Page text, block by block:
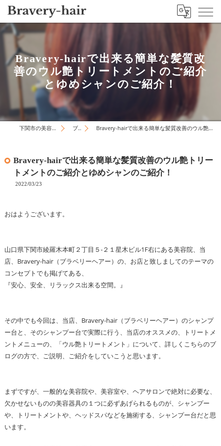
Bravery-hairで出来る簡単な髪質改
善のウル艶トリートメントのご紹介
とゆめシャンのご紹介！
下関市の美容院はBravery-hair ブログ Bravery-hairで出来る簡単な髪質改善のウル艶トリートメントのご紹介とゆめシャンのご紹介！
Bravery-hairで出来る簡単な髪質改善のウル艶トリー
トメントのご紹介とゆめシャンのご紹介！
2022/03/23
おはようございます。
山口県下関市綾羅木本町２丁目５-２１星木ビル1F右にある美容院、当
店、Bravery-hair（ブラベリーヘアー）の、お店と致しましてのテーマの
コンセプトでも掲げてある、
『安心、安全、リラックス出来る空間。』
その中でも今回は、当店、Bravery-hair（ブラベリーヘアー）のシャンプ
ー台と、そのシャンプー台で実際に行う、当店のオススメの、トリートメ
ントメニューの、「ウル艶トリートメント」について、詳しくこちらのブ
ログの方で、ご説明、ご紹介をしていこうと思います。
まずですが、一般的な美容院や、美容室や、ヘアサロンで絶対に必要な、
欠かせないものの美容器具の１つに必ずあげられるものが、シャンプー
や、トリートメントや、ヘッドスパなどを施術する、シャンプー台だと思
います。